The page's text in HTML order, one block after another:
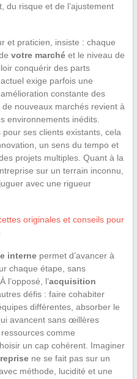
du risque et de l’ajustement
et praticien, insiste : chaque
votre marchéet le niveau de
conquérir des parts
exige parfois une
constante des
de nouveaux marchés revient à
environnements inédits.
ses clients existants, cela
un sens du tempo et
projets multiples. Quant à la
sur un terrain inconnu,
avec une rigueur
originales et conseils pour
internepermet d’avancer à
chaque étape, sans
l’opposé, l’acquisition
défis : faire cohabiter
différentes, absorber le
avancent sans œillères
comme
un cap cohérent. Imaginer
ne se fait pas sur un
méthode, lucidité et une